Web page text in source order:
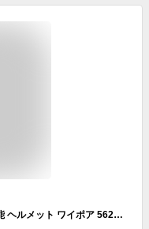
20箇所の通気口 OREGON オレゴン 高性能 ヘルメット ワイポア 562413 頭部 顔面 防護 安全 保護 イヤーマフ あご紐 付き 林災防 バイザー 騒音対策 林業 農業 造園 野外 庭 室内 防災 地震 オレンジ フェイスガード チェンソー チェーンソー【送料無料】